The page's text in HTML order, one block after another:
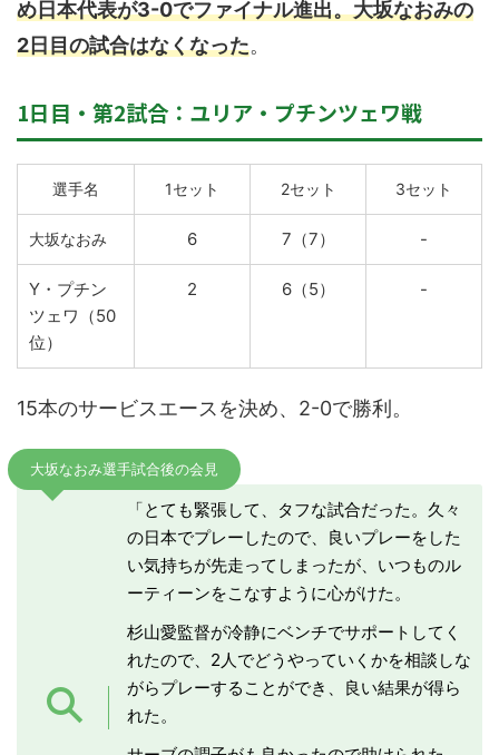
め日本代表が3-0でファイナル進出。大坂なおみの
2日目の試合はなくなった。
1日目・第2試合：ユリア・プチンツェワ戦
選手名 1セット 2セット 3セット
大坂なおみ 6 7（7） -
Y・プチン
ツェワ（50
位）
2 6（5） -
15本のサービスエースを決め、2-0で勝利。
大坂なおみ選手試合後の会見
「とても緊張して、タフな試合だった。久々
の日本でプレーしたので、良いプレーをした
い気持ちが先走ってしまったが、いつものル
ーティーンをこなすように心がけた。
杉山愛監督が冷静にベンチでサポートしてく
れたので、2人でどうやっていくかを相談しな
がらプレーすることができ、良い結果が得ら
れた。